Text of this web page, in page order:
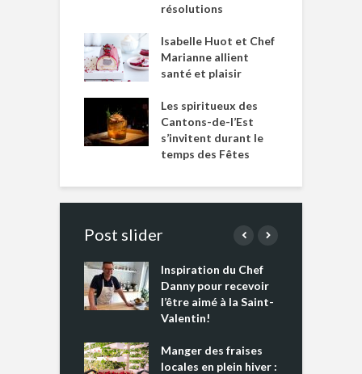
résolutions
Isabelle Huot et Chef
Marianne allient
santé et plaisir
Les spiritueux des
Cantons-de-l’Est
s’invitent durant le
temps des Fêtes
Post slider
Inspiration du Chef
Danny pour recevoir
l’être aimé à la Saint-
Valentin!
Manger des fraises
locales en plein hiver :